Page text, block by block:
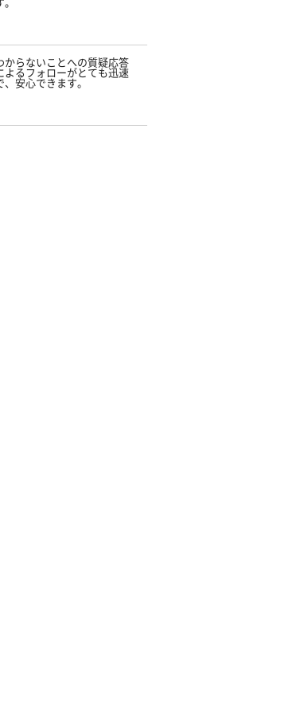
。
からないことへの質疑応答
よるフォローがとても迅速
、安心できます。